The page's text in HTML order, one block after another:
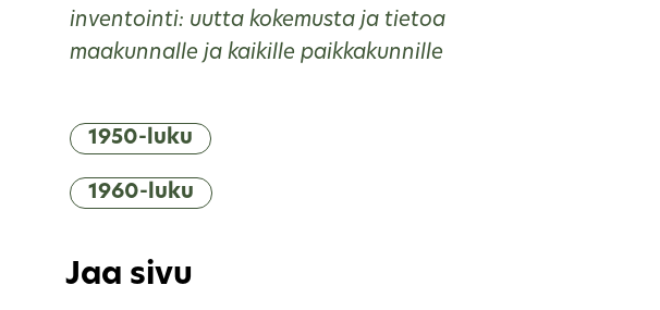
inventointi: uutta kokemusta ja tietoa
maakunnalle ja kaikille paikkakunnille
1950-luku
1960-luku
Jaa sivu